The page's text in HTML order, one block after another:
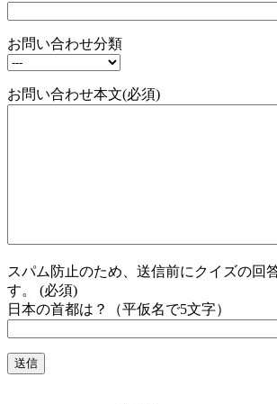
お問い合わせ分類
お問い合わせ本文(必須)
スパム防止のため、送信前にクイズの回
す。 (必須)
日本の首都は？（平仮名で5文字）